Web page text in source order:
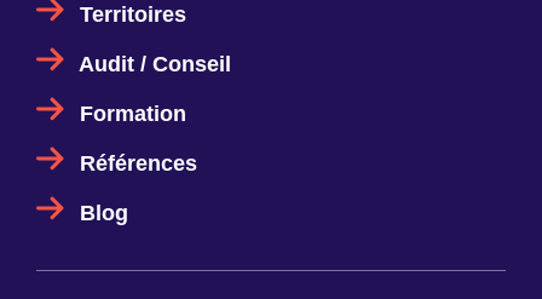
Territoires
Audit / Conseil
Formation
Références
Blog